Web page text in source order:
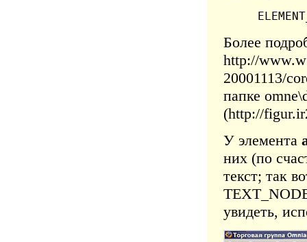
Более
http://
20001113/
папке
(http://
У элемента
них (по
текст; так
увидеть,